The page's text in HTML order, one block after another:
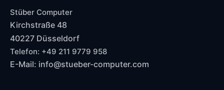
Stüber Computer
Kirchstraße 48
40227 Düsseldorf
Telefon: +49 211 9779 958
E-Mail: info@stueber-computer.com